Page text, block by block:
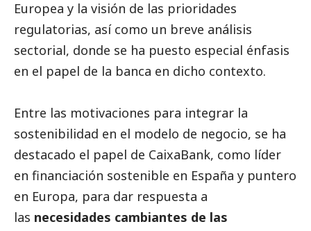
Europea y la visión de las prioridades
regulatorias, así como un breve análisis
sectorial, donde se ha puesto especial énfasis
en el papel de la banca en dicho contexto.
Entre las motivaciones para integrar la
sostenibilidad en el modelo de negocio, se ha
destacado el papel de CaixaBank, como líder
en financiación sostenible en España y puntero
en Europa, para dar respuesta a
las necesidades cambiantes de las